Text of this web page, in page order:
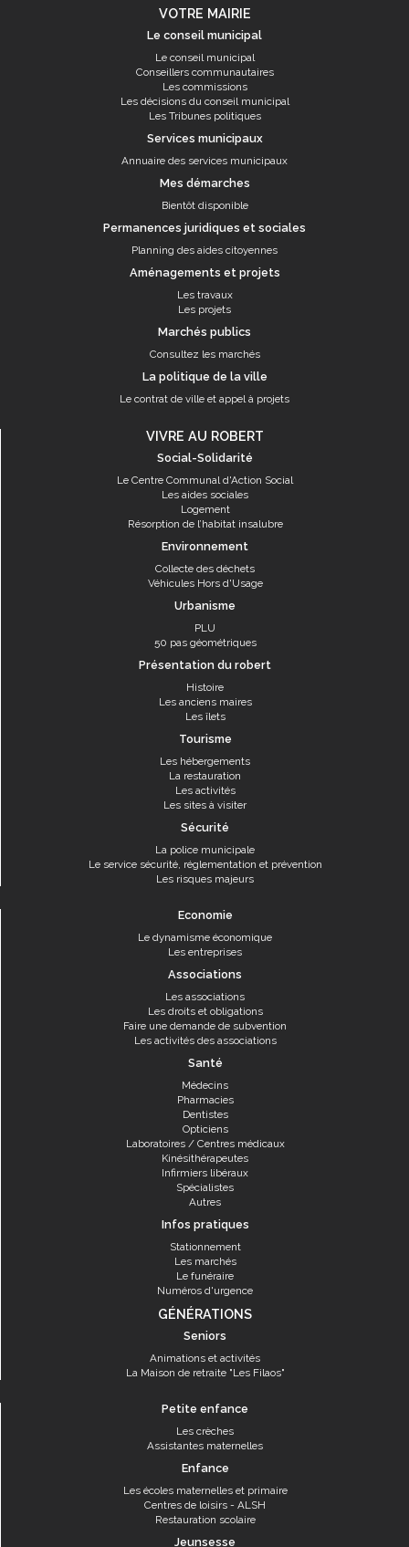
VOTRE MAIRIE
Le conseil municipal
Le conseil municipal
Conseillers communautaires
Les commissions
Les décisions du conseil municipal
Les Tribunes politiques
Services municipaux
Annuaire des services municipaux
Mes démarches
Bientôt disponible
Permanences juridiques et sociales
Planning des aides citoyennes
Aménagements et projets
Les travaux
Les projets
Marchés publics
Consultez les marchés
La politique de la ville
Le contrat de ville et appel à projets
VIVRE AU ROBERT
Social-Solidarité
Le Centre Communal d'Action Social
Les aides sociales
Logement
Résorption de l’habitat insalubre
Environnement
Collecte des déchets
Véhicules Hors d'Usage
Urbanisme
PLU
50 pas géométriques
Présentation du robert
Histoire
Les anciens maires
Les îlets
Tourisme
Les hébergements
La restauration
Les activités
Les sites à visiter
Sécurité
La police municipale
Le service sécurité, réglementation et prévention
Les risques majeurs
Economie
Le dynamisme économique
Les entreprises
Associations
Les associations
Les droits et obligations
Faire une demande de subvention
Les activités des associations
Santé
Médecins
Pharmacies
Dentistes
Opticiens
Laboratoires / Centres médicaux
Kinésithérapeutes
Infirmiers libéraux
Spécialistes
Autres
Infos pratiques
Stationnement
Les marchés
Le funéraire
Numéros d'urgence
GÉNÉRATIONS
Seniors
Animations et activités
La Maison de retraite "Les Filaos"
Petite enfance
Les crèches
Assistantes maternelles
Enfance
Les écoles maternelles et primaire
Centres de loisirs - ALSH
Restauration scolaire
Jeunsesse